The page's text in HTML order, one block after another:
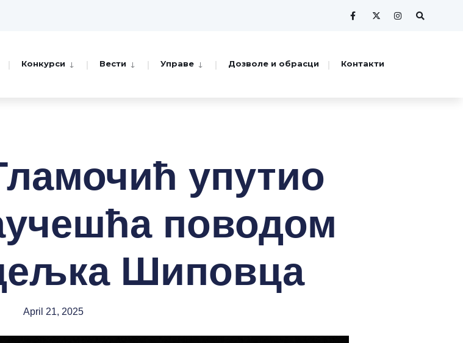
Конкурси Вести Управе Дозволе и обрасци Контакти
упутио
поводом
Шиповца
April 21, 2025